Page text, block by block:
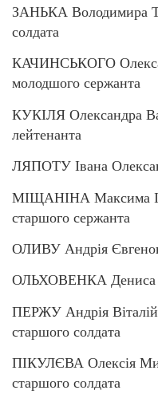
ЗАНЬКА Володимира
солдата
КАЧИНСЬКОГО
молодшого сержанта
КУКІЛЯ Олександра
лейтенанта
ЛЯПОТУ Івана
МІЩАНІНА Максима
старшого сержанта
ОЛИВУ Андрія
ОЛЬХОВЕНКА Дениса
ПЕРЖУ Андрія
старшого солдата
ПІКУЛЄВА Олексія
старшого солдата